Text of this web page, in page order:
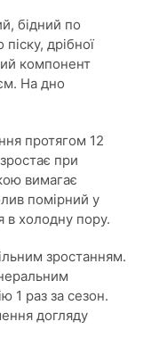
бідний по
дрібної
компонент
На дно
протягом 12
при
вимагає
помірний у
в холодну пору.
зростанням.
1 раз за сезон.
догляду